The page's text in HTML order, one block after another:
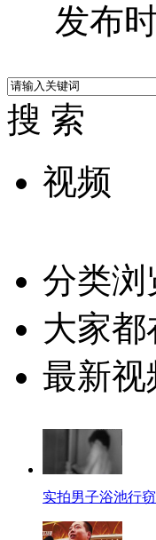
发布
搜 索
视频
分类浏
大家都
最新视
实拍男子浴池行